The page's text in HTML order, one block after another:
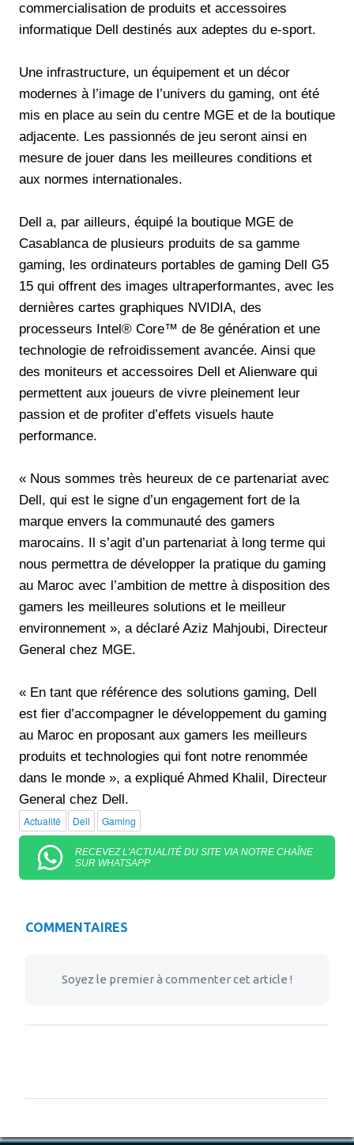
commercialisation de produits et accessoires
informatique Dell destinés aux adeptes du e-sport.
Une infrastructure, un équipement et un décor
modernes à l’image de l’univers du gaming, ont été
mis en place au sein du centre MGE et de la boutique
adjacente. Les passionnés de jeu seront ainsi en
mesure de jouer dans les meilleures conditions et
aux normes internationales.
Dell a, par ailleurs, équipé la boutique MGE de
Casablanca de plusieurs produits de sa gamme
gaming, les ordinateurs portables de gaming Dell G5
15 qui offrent des images ultraperformantes, avec les
dernières cartes graphiques NVIDIA, des
processeurs Intel® Core™ de 8e génération et une
technologie de refroidissement avancée. Ainsi que
des moniteurs et accessoires Dell et Alienware qui
permettent aux joueurs de vivre pleinement leur
passion et de profiter d’effets visuels haute
performance.
« Nous sommes très heureux de ce partenariat avec
Dell, qui est le signe d’un engagement fort de la
marque envers la communauté des gamers
marocains. Il s’agit d’un partenariat à long terme qui
nous permettra de développer la pratique du gaming
au Maroc avec l’ambition de mettre à disposition des
gamers les meilleures solutions et le meilleur
environnement », a déclaré Aziz Mahjoubi, Directeur
General chez MGE.
« En tant que référence des solutions gaming, Dell
est fier d’accompagner le développement du gaming
au Maroc en proposant aux gamers les meilleurs
produits et technologies qui font notre renommée
dans le monde », a expliqué Ahmed Khalil, Directeur
General chez Dell.
Actualité Dell Gaming
RECEVEZ L'ACTUALITÉ DU SITE VIA NOTRE CHAÎNE
SUR WHATSAPP
COMMENTAIRES
Soyez le premier à commenter cet article !